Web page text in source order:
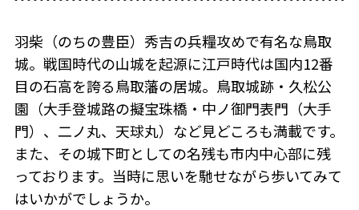
羽柴（のちの豊臣）秀吉の兵糧攻めで有名な鳥取
城。戦国時代の山城を起源に江戸時代は国内12番
目の石高を誇る鳥取藩の居城。鳥取城跡・久松公
園（大手登城路の擬宝珠橋・中ノ御門表門（大手
門）、二ノ丸、天球丸）など見どころも満載です。
また、その城下町としての名残も市内中心部に残
っております。当時に思いを馳せながら歩いてみて
はいかがでしょうか。